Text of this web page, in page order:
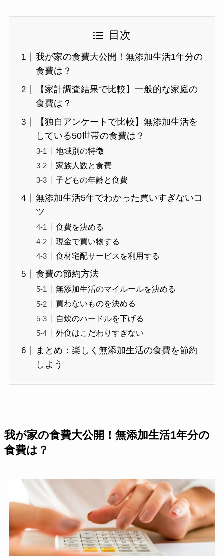
目次
我が家の食費大公開！無添加生活1年分の
食費は？
【家計調査結果で比較】一般的な家庭の
食費は？
【独自アンケートで比較】無添加生活を
している50世帯の食費は？
地域別の特徴
家族人数と食費
子どもの年齢と食費
無添加生活5年でわかった買いすぎないコ
ツ
食費を決める
現金で買い物する
食材宅配サービスを利用する
食費の節約方法
無添加生活のマイルールを決める
買わないものを決める
自炊のハードルを下げる
外食はこだわりすぎない
まとめ：楽しく無添加生活の食費を節約
しよう
我が家の食費大公開！無添加生活1年分の
食費は？